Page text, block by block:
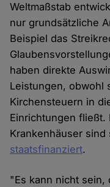
Weltmaßstab
nur grundsätzliche
Beispiel das
haben direkte
Leistungen, obwohl
Kirchensteuern in
Einrichtungen fließt.
Krankenhäuser sind
staatsfinanziert.
"Es kann nicht sein,